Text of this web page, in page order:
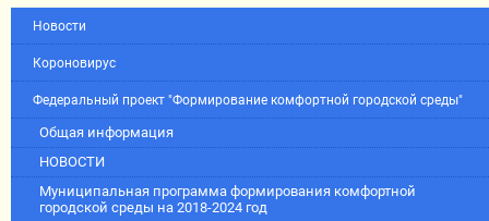
Новости
Короновирус
Федеральный проект "Формирование комфортной городской среды"
Общая информация
НОВОСТИ
Муниципальная программа формирования комфортной
городской среды на 2018-2024 год